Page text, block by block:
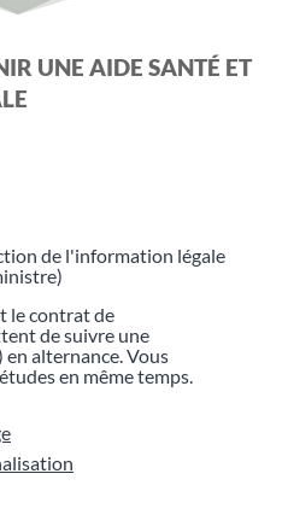
UNE AIDE SANTÉ ET
de l'information légale
le contrat de
de suivre une
alternance. Vous
en même temps.